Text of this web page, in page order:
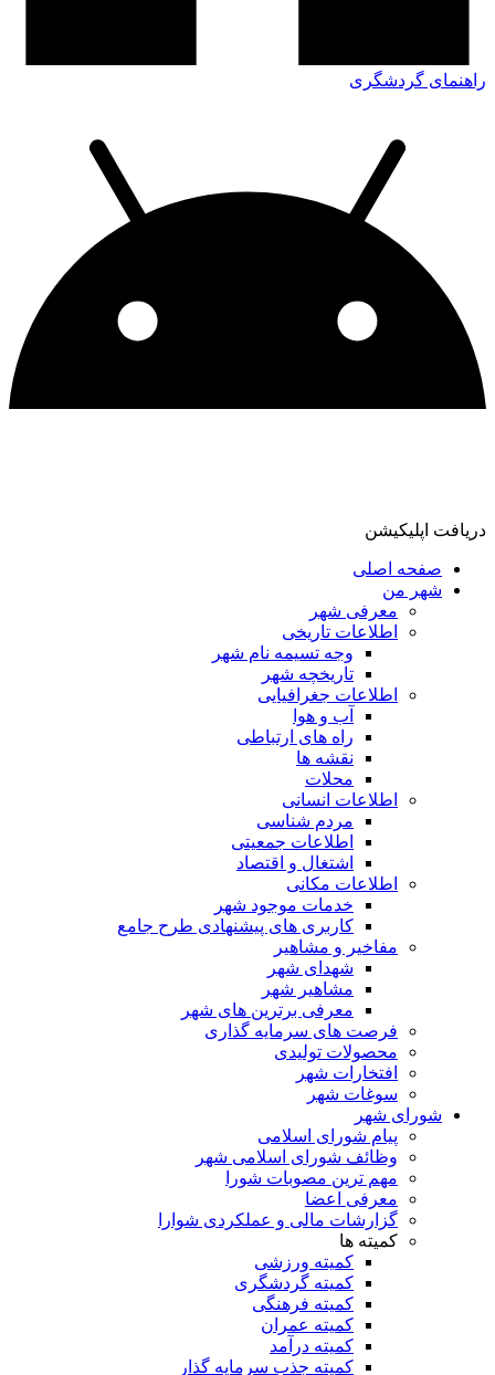
راهنمای گردشگری
دریافت اپلیکیشن
صفحه اصلی
شهر من
معرفی شهر
اطلاعات تاریخی
وجه تسیمه نام شهر
تاریخچه شهر
اطلاعات جغرافیایی
آب و هوا
راه های ارتباطی
نقشه ها
محلات
اطلاعات انسانی
مردم شناسی
اطلاعات جمعیتی
اشتغال و اقتصاد
اطلاعات مکانی
خدمات موجود شهر
کاربری های پیشنهادی طرح جامع
مفاخیر و مشاهیر
شهدای شهر
مشاهیر شهر
معرفی برترین های شهر
فرصت های سرمایه گذاری
محصولات تولیدی
افتخارات شهر
سوغات شهر
شورای شهر
پیام شورای اسلامی
وظائف شورای اسلامی شهر
مهم ترین مصوبات شورا
معرفی اعضا
گزارشات مالی و عملکردی شوارا
کمیته ها
کمیته ورزشی
کمیته گردشگری
کمیته فرهنگی
کمیته عمران
کمیته درآمد
کمیته جذب سرمایه گذار